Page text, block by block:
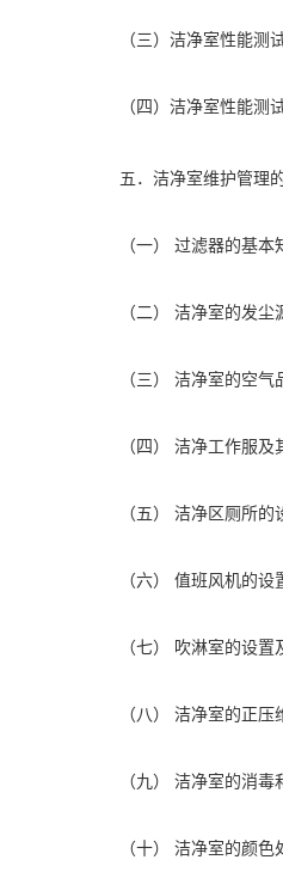
（三）洁净室性能测
（四）洁净室性能测
五．洁净室维护管理
（一） 过滤器的基
（二） 洁净室的发
（三） 洁净室的空气
（四） 洁净工作服及
（五） 洁净区厕所的
（六） 值班风机的设
（七） 吹淋室的设置
（八） 洁净室的正压
（九） 洁净室的消毒
（十） 洁净室的颜色